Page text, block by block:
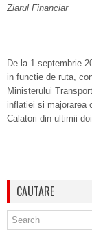
Ziarul Financiar
De la 1 septembrie
in functie de ruta,
Ministerului
inflatiei si majorarea
Calatori din ultimii
CAUTARE